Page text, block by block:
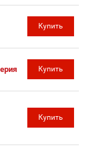
Купить
Купить
Купить